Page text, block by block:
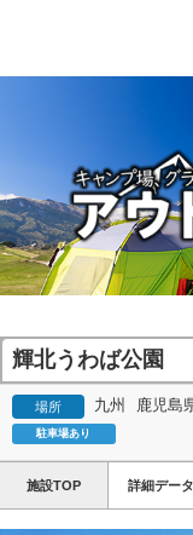
輝北うわば公園
場所 九州 鹿児島
駐車場あり
施設TOP 詳細データ